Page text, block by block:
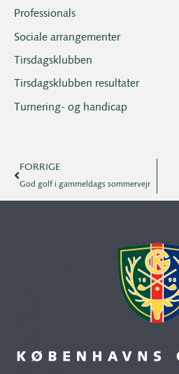
Professionals
Sociale arrangementer
Tirsdagsklubben
Tirsdagsklubben resultater
Turnering- og handicap
FORRIGE
God golf i gammeldags sommervejr